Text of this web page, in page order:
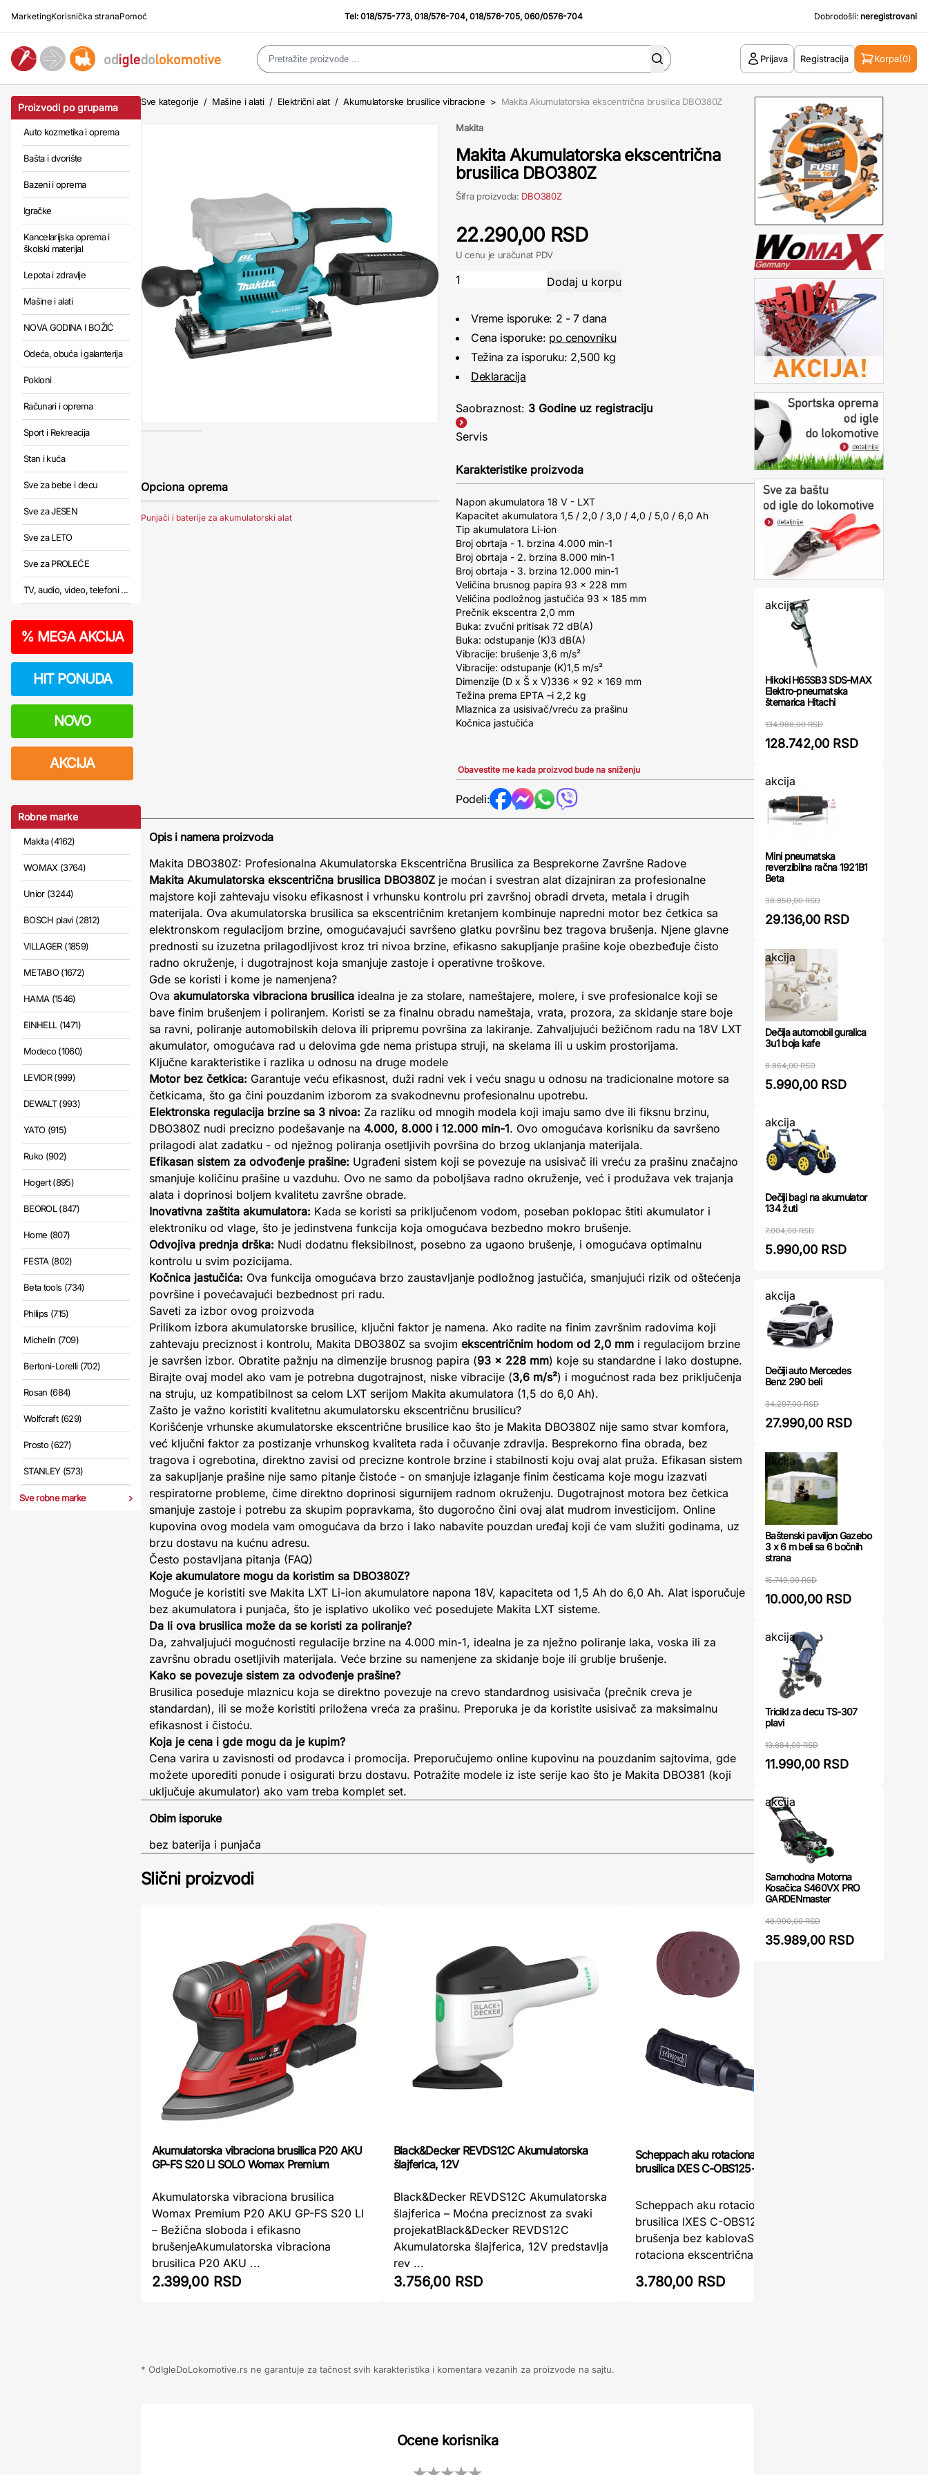
MarketingKorisnička stranaPomoć Tel:018/575-773,018/576-704,018/576-705,060/0576-704 Dobrodošli: neregistrovani
Prijava Registracija Korpa(0)
Proizvodi po grupama
Auto kozmetika i oprema
Bašta i dvorište
Bazeni i oprema
Igračke
Kancelarijska oprema i
školski materijal
Lepota i zdravlje
Mašine i alati
NOVA GODINA I BOŽIĆ
Odeća, obuća i galanterija
Pokloni
Računari i oprema
Sport i Rekreacija
Stan i kuća
Sve za bebe i decu
Sve za JESEN
Sve za LETO
Sve za PROLEĆE
TV, audio, video, telefoni ...
% MEGA AKCIJA
HIT PONUDA
NOVO
AKCIJA
Robne marke
Makita (4162)
WOMAX (3764)
Unior (3244)
BOSCH plavi (2812)
VILLAGER (1859)
METABO (1672)
HAMA (1546)
EINHELL (1471)
Modeco (1060)
LEVIOR (999)
DEWALT (993)
YATO (915)
Ruko (902)
Hogert (895)
BEOROL (847)
Home (807)
FESTA (802)
Beta tools (734)
Philips (715)
Michelin (709)
Bertoni-Lorelli (702)
Rosan (684)
Wolfcraft (629)
Prosto (627)
STANLEY (573)
Sve robne marke
Sve kategorije / Mašine i alati / Električni alat / Akumulatorske brusilice vibracione > Makita Akumulatorska ekscentrična brusilica DBO380Z
Opciona oprema
Punjači i baterije za akumulatorski alat
Makita
Makita Akumulatorska ekscentrična
brusilica DBO380Z
Šifra proizvoda: DBO380Z
22.290,00 RSD
U cenu je uračunat PDV
Vreme isporuke: 2 - 7 dana
Cena isporuke: po cenovniku
Težina za isporuku: 2,500 kg
Deklaracija
Saobraznost: 3 Godine uz registraciju
Servis
Karakteristike proizvoda
Napon akumulatora 18 V - LXT
Kapacitet akumulatora 1,5 / 2,0 / 3,0 / 4,0 / 5,0 / 6,0 Ah
Tip akumulatora Li-ion
Broj obrtaja - 1. brzina 4.000 min-1
Broj obrtaja - 2. brzina 8.000 min-1
Broj obrtaja - 3. brzina 12.000 min-1
Veličina brusnog papira 93 x 228 mm
Veličina podložnog jastučića 93 x 185 mm
Prečnik ekscentra 2,0 mm
Buka: zvučni pritisak 72 dB(A)
Buka: odstupanje (K)3 dB(A)
Vibracije: brušenje 3,6 m/s²
Vibracije: odstupanje (K)1,5 m/s²
Dimenzije (D x Š x V)336 x 92 x 169 mm
Težina prema EPTA –i 2,2 kg
Mlaznica za usisivač/vreću za prašinu
Kočnica jastučića
Obavestite me kada proizvod bude na sniženju
Podeli:
Opis i namena proizvoda
Makita DBO380Z: Profesionalna Akumulatorska Ekscentrična Brusilica za Besprekorne Završne Radove
Makita Akumulatorska ekscentrična brusilica DBO380Z je moćan i svestran alat dizajniran za profesionalne
majstore koji zahtevaju visoku efikasnost i vrhunsku kontrolu pri završnoj obradi drveta, metala i drugih
materijala. Ova akumulatorska brusilica sa ekscentričnim kretanjem kombinuje napredni motor bez četkica sa
elektronskom regulacijom brzine, omogućavajući savršeno glatku površinu bez tragova brušenja. Njene glavne
prednosti su izuzetna prilagodljivost kroz tri nivoa brzine, efikasno sakupljanje prašine koje obezbeđuje čisto
radno okruženje, i dugotrajnost koja smanjuje zastoje i operativne troškove.
Gde se koristi i kome je namenjena?
Ova akumulatorska vibraciona brusilica idealna je za stolare, nameštajere, molere, i sve profesionalce koji se
bave finim brušenjem i poliranjem. Koristi se za finalnu obradu nameštaja, vrata, prozora, za skidanje stare boje
sa ravni, poliranje automobilskih delova ili pripremu površina za lakiranje. Zahvaljujući bežičnom radu na 18V LXT
akumulator, omogućava rad u delovima gde nema pristupa struji, na skelama ili u uskim prostorijama.
Ključne karakteristike i razlika u odnosu na druge modele
Motor bez četkica: Garantuje veću efikasnost, duži radni vek i veću snagu u odnosu na tradicionalne motore sa
četkicama, što ga čini pouzdanim izborom za svakodnevnu profesionalnu upotrebu.
Elektronska regulacija brzine sa 3 nivoa: Za razliku od mnogih modela koji imaju samo dve ili fiksnu brzinu,
DBO380Z nudi precizno podešavanje na 4.000, 8.000 i 12.000 min-1. Ovo omogućava korisniku da savršeno
prilagodi alat zadatku - od nježnog poliranja osetljivih površina do brzog uklanjanja materijala.
Efikasan sistem za odvođenje prašine: Ugrađeni sistem koji se povezuje na usisivač ili vreću za prašinu značajno
smanjuje količinu prašine u vazduhu. Ovo ne samo da poboljšava radno okruženje, već i produžava vek trajanja
alata i doprinosi boljem kvalitetu završne obrade.
Inovativna zaštita akumulatora: Kada se koristi sa priključenom vodom, poseban poklopac štiti akumulator i
elektroniku od vlage, što je jedinstvena funkcija koja omogućava bezbedno mokro brušenje.
Odvojiva prednja drška: Nudi dodatnu fleksibilnost, posebno za ugaono brušenje, i omogućava optimalnu
kontrolu u svim pozicijama.
Kočnica jastučića: Ova funkcija omogućava brzo zaustavljanje podložnog jastučića, smanjujući rizik od oštećenja
površine i povećavajući bezbednost pri radu.
Saveti za izbor ovog proizvoda
Prilikom izbora akumulatorske brusilice, ključni faktor je namena. Ako radite na finim završnim radovima koji
zahtevaju preciznost i kontrolu, Makita DBO380Z sa svojim ekscentričnim hodom od 2,0 mm i regulacijom brzine
je savršen izbor. Obratite pažnju na dimenzije brusnog papira (93 x 228 mm) koje su standardne i lako dostupne.
Birajte ovaj model ako vam je potrebna dugotrajnost, niske vibracije (3,6 m/s²) i mogućnost rada bez priključenja
na struju, uz kompatibilnost sa celom LXT serijom Makita akumulatora (1,5 do 6,0 Ah).
Zašto je važno koristiti kvalitetnu akumulatorsku ekscentričnu brusilicu?
Korišćenje vrhunske akumulatorske ekscentrične brusilice kao što je Makita DBO380Z nije samo stvar komfora,
već ključni faktor za postizanje vrhunskog kvaliteta rada i očuvanje zdravlja. Besprekorno fina obrada, bez
tragova i ogrebotina, direktno zavisi od precizne kontrole brzine i stabilnosti koju ovaj alat pruža. Efikasan sistem
za sakupljanje prašine nije samo pitanje čistoće - on smanjuje izlaganje finim česticama koje mogu izazvati
respiratorne probleme, čime direktno doprinosi sigurnijem radnom okruženju. Dugotrajnost motora bez četkica
smanjuje zastoje i potrebu za skupim popravkama, što dugoročno čini ovaj alat mudrom investicijom. Online
kupovina ovog modela vam omogućava da brzo i lako nabavite pouzdan uređaj koji će vam služiti godinama, uz
brzu dostavu na kućnu adresu.
Često postavljana pitanja (FAQ)
Koje akumulatore mogu da koristim sa DBO380Z?
Moguće je koristiti sve Makita LXT Li-ion akumulatore napona 18V, kapaciteta od 1,5 Ah do 6,0 Ah. Alat isporučuje
bez akumulatora i punjača, što je isplativo ukoliko već posedujete Makita LXT sisteme.
Da li ova brusilica može da se koristi za poliranje?
Da, zahvaljujući mogućnosti regulacije brzine na 4.000 min-1, idealna je za nježno poliranje laka, voska ili za
završnu obradu osetljivih materijala. Veće brzine su namenjene za skidanje boje ili grublje brušenje.
Kako se povezuje sistem za odvođenje prašine?
Brusilica poseduje mlaznicu koja se direktno povezuje na crevo standardnog usisivača (prečnik creva je
standardan), ili se može koristiti priložena vreća za prašinu. Preporuka je da koristite usisivač za maksimalnu
efikasnost i čistoću.
Koja je cena i gde mogu da je kupim?
Cena varira u zavisnosti od prodavca i promocija. Preporučujemo online kupovinu na pouzdanim sajtovima, gde
možete uporediti ponude i osigurati brzu dostavu. Potražite modele iz iste serije kao što je Makita DBO381 (koji
uključuje akumulator) ako vam treba komplet set.
Obim isporuke
bez baterija i punjača
Slični proizvodi
Akumulatorska vibraciona brusilica P20 AKU
GP-FS S20 LI SOLO Womax Premium
Akumulatorska vibraciona brusilica
Womax Premium P20 AKU GP-FS S20 LI
– Bežična sloboda i efikasno
brušenjeAkumulatorska vibraciona
brusilica P20 AKU ...
2.399,00 RSD
Black&Decker REVDS12C Akumulatorska
šlajferica, 12V
Black&Decker REVDS12C Akumulatorska
šlajferica – Moćna preciznost za svaki
projekatBlack&Decker REVDS12C
Akumulatorska šlajferica, 12V predstavlja
rev ...
3.756,00 RSD
Scheppach aku rotaciona ekscentrična
brusilica IXES C-OBS125-X
Scheppach aku rotaciona ekscentrična
brusilica IXES C-OBS125-X – Sloboda
brušenja bez kablovaScheppach aku
rotaciona ekscentrična brusili ...
3.780,00 RSD
* OdIgleDoLokomotive.rs ne garantuje za tačnost svih karakteristika i komentara vezanih za proizvode na sajtu.
Ocene korisnika
akcija
Hikoki H65SB3 SDS-MAX
Elektro-pneumatska
štemarica Hitachi
134.988,00 RSD
128.742,00 RSD
akcija
Mini pneumatska
reverzibilna račna 1921B1
Beta
38.850,00 RSD
29.136,00 RSD
akcija
Dečija automobil guralica
3u1 boja kafe
8.864,00 RSD
5.990,00 RSD
akcija
Dečiji bagi na akumulator
134 žuti
7.004,00 RSD
5.990,00 RSD
akcija
Dečiji auto Mercedes
Benz 290 beli
34.297,00 RSD
27.990,00 RSD
akcija
Baštenski paviljon Gazebo
3 x 6 m beli sa 6 bočnih
strana
15.749,00 RSD
10.000,00 RSD
akcija
Tricikl za decu TS-307
plavi
13.884,00 RSD
11.990,00 RSD
akcija
Samohodna Motorna
Kosačica S460VX PRO
GARDENmaster
48.990,00 RSD
35.989,00 RSD